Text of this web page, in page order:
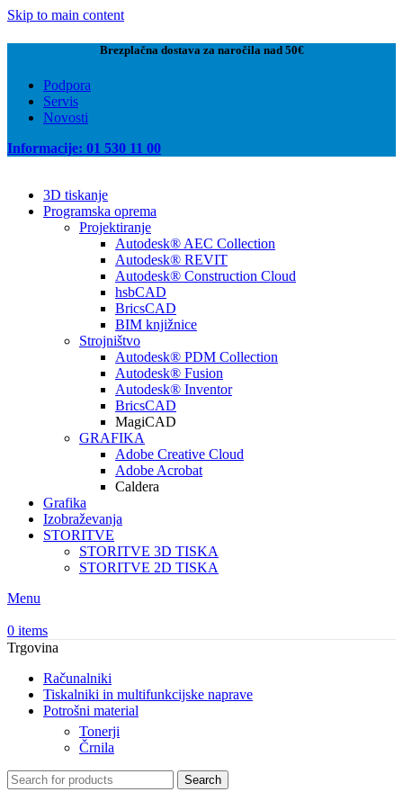
Skip to main content
Brezplačna dostava za naročila nad 50€
Podpora
Servis
Novosti
Informacije: 01 530 11 00
3D tiskanje
Programska oprema
Projektiranje
Autodesk® AEC Collection
Autodesk® REVIT
Autodesk® Construction Cloud
hsbCAD
BricsCAD
BIM knjižnice
Strojništvo
Autodesk® PDM Collection
Autodesk® Fusion
Autodesk® Inventor
BricsCAD
MagiCAD
GRAFIKA
Adobe Creative Cloud
Adobe Acrobat
Caldera
Grafika
Izobraževanja
STORITVE
STORITVE 3D TISKA
STORITVE 2D TISKA
Menu
0 items
Trgovina
Računalniki
Tiskalniki in multifunkcijske naprave
Potrošni material
Tonerji
Črnila
Search